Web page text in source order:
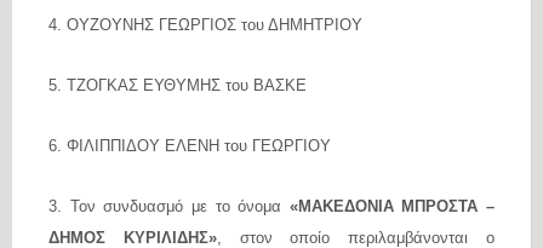
4. ΟΥΖΟΥΝΗΣ ΓΕΩΡΓΙΟΣ του ΔΗΜΗΤΡΙΟΥ
5. ΤΖΟΓΚΑΣ ΕΥΘΥΜΗΣ του ΒΑΣΚΕ
6. ΦΙΛΙΠΠΙΔΟΥ ΕΛΕΝΗ του ΓΕΩΡΓΙΟΥ
3. Τον συνδυασμό με το όνομα «ΜΑΚΕΔΟΝΙΑ ΜΠΡΟΣΤΑ –
ΔΗΜΟΣ ΚΥΡΙΛΙΔΗΣ», στον οποίο περιλαμβάνονται ο